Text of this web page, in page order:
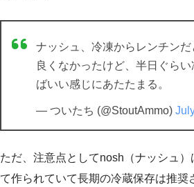
ナッシュ、冷凍からレンチン
良くなかったけど、半日ぐら
ばいい感じにあたたまる。
— ついたち (@StoutAmmo)
ただ、注意点としてnosh（ナッシュ
て作られていて長期の冷蔵保存は推奨